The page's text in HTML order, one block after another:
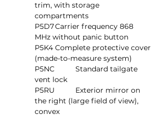
trim, with storage
compartments
P5D7	Carrier frequency 868
MHz without panic button
P5K4	Complete protective cover
(made-to-measure system)
P5NC	Standard tailgate
vent lock
P5RU	Exterior mirror on
the right (large field of view),
convex